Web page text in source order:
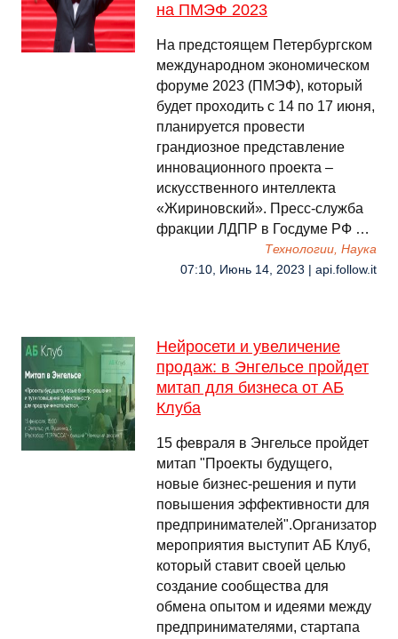
на ПМЭФ 2023
На предстоящем Петербургском
международном экономическом
форуме 2023 (ПМЭФ), который
будет проходить с 14 по 17 июня,
планируется провести
грандиозное представление
инновационного проекта –
искусственного интеллекта
«Жириновский». Пресс-служба
фракции ЛДПР в Госдуме РФ …
Технологии, Наука
07:10, Июнь 14, 2023 | api.follow.it
Нейросети и увеличение
продаж: в Энгельсе пройдет
митап для бизнеса от АБ
Клуба
15 февраля в Энгельсе пройдет
митап "Проекты будущего,
новые бизнес-решения и пути
повышения эффективности для
предпринимателей".Организатором
мероприятия выступит АБ Клуб,
который ставит своей целью
создание сообщества для
обмена опытом и идеями между
предпринимателями, стартапа